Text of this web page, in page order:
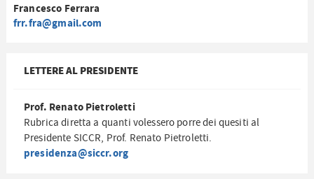
Francesco Ferrara
frr.fra@gmail.com
LETTERE AL PRESIDENTE
Prof. Renato Pietroletti
Rubrica diretta a quanti volessero porre dei quesiti al
Presidente SICCR, Prof. Renato Pietroletti.
presidenza@siccr.org